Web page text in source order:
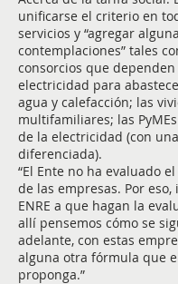
unificarse el criterio en
servicios y “agregar
contemplaciones” tales
consorcios que
electricidad para
agua y calefacción; las
multifamiliares; las
de la electricidad (con
diferenciada).
“El Ente no ha evaluado
de las empresas. Por eso,
ENRE a que hagan la
allí pensemos cómo se
adelante, con estas
alguna otra fórmula que
proponga.”